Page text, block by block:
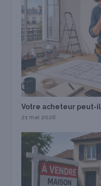
Votre acheteur peut-il
21 mai 2026